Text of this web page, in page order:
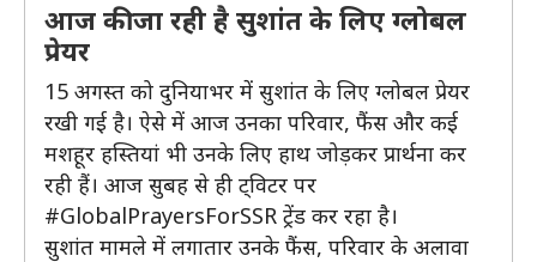
आज की जा रही है सुशांत के लिए ग्लोबल
प्रेयर
15 अगस्त को दुनियाभर में सुशांत के लिए ग्लोबल प्रेयर
रखी गई है। ऐसे में आज उनका परिवार, फैंस और कई
मशहूर हस्तियां भी उनके लिए हाथ जोड़कर प्रार्थना कर
रही हैं। आज सुबह से ही ट्विटर पर
#GlobalPrayersForSSR ट्रेंड कर रहा है।
सुशांत मामले में लगातार उनके फैंस, परिवार के अलावा